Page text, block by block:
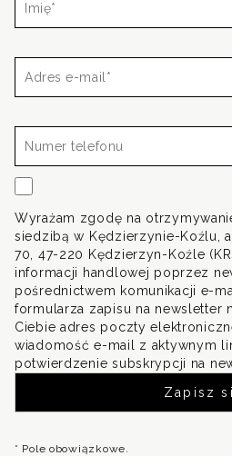
e-
mail*
telefonu
Wyrażam zgodę na
siedzibą w Kędzierzynie-Koźlu,
70, 47-220 Kędzierzyn-Koźle
informacji handlowej poprzez
pośrednictwem komunikacji e-
formularza zapisu na newsletter
Ciebie adres poczty
wiadomość e-mail z aktywnym
potwierdzenie subskrypcji na
* Pole obowiązkowe.